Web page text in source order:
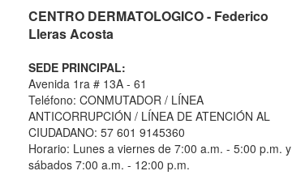
CENTRO DERMATOLOGICO - Federico
Lleras Acosta
SEDE PRINCIPAL:
Avenida 1ra # 13A - 61
Teléfono: CONMUTADOR / LÍNEA
ANTICORRUPCIÓN / LÍNEA DE ATENCIÓN AL
CIUDADANO: 57 601 9145360
Horario: Lunes a viernes de 7:00 a.m. - 5:00 p.m. y
sábados 7:00 a.m. - 12:00 p.m.